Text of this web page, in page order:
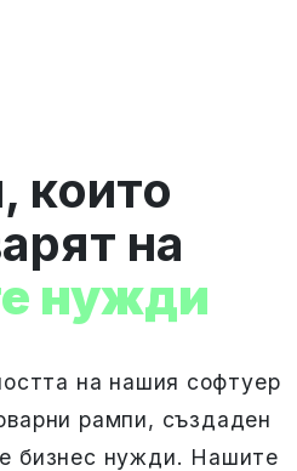
които
на
нужди
на нашия софтуер
рампи, създаден
бизнес нужди. Нашите